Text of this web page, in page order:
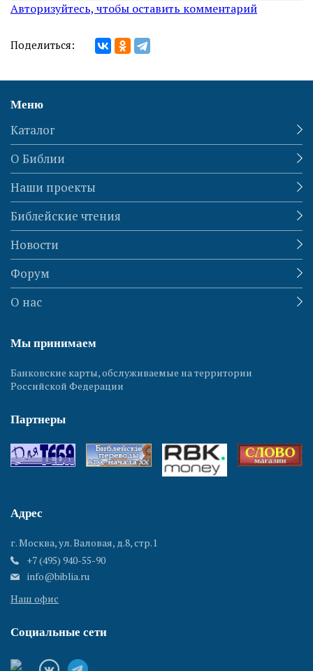
Авторизуйтесь, чтобы оставить комментарий
Поделиться:
Меню
Каталог
О Библии
Наши проекты
Библейские чтения
Новости
Форум
О нас
Мы принимаем
Банковские карты, обслуживаемые на территории
Российской Федерации
Партнеры
Адрес
г. Москва, ул. Валовая, д.8, стр.1
+7 (495) 940-55-90
info@biblia.ru
Наш офис
Социальные сети